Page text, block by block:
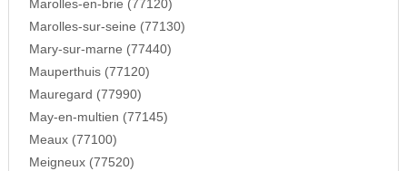
Marolles-en-brie (77120)
Marolles-sur-seine (77130)
Mary-sur-marne (77440)
Mauperthuis (77120)
Mauregard (77990)
May-en-multien (77145)
Meaux (77100)
Meigneux (77520)